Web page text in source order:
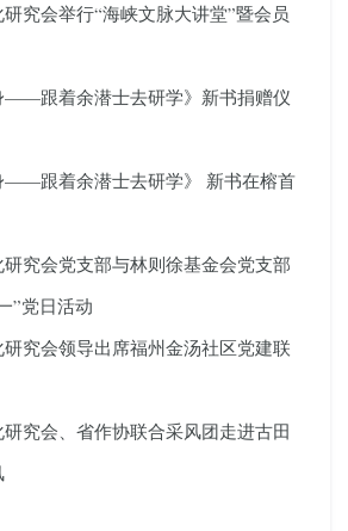
究会举行“海峡文脉大讲堂”暨会员
——跟着余潜士去研学》新书捐赠仪
——跟着余潜士去研学》 新书在榕首
究会党支部与林则徐基金会党支部
”党日活动
究会领导出席福州金汤社区党建联
究会、省作协联合采风团走进古田